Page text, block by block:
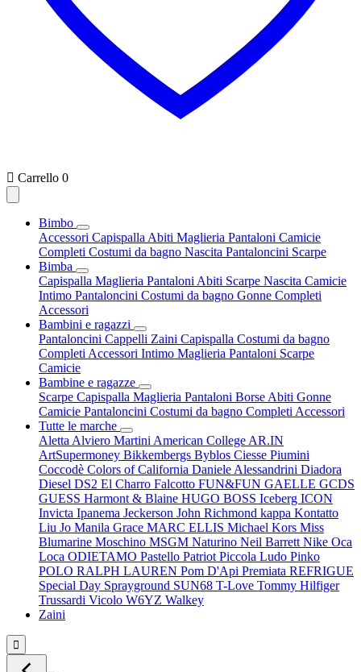
 Carrello 0
Bimbo
Accessori Capispalla Abiti Maglieria Pantaloni Camicie
Completi Costumi da bagno Nascita Pantaloncini Scarpe
Bimba
Capispalla Maglieria Pantaloni Abiti Scarpe Nascita Camicie
Intimo Pantaloncini Costumi da bagno Gonne Completi
Accessori
Bambini e ragazzi
Pantaloncini Cappelli Zaini Capispalla Costumi da bagno
Completi Accessori Intimo Maglieria Pantaloni Scarpe
Camicie
Bambine e ragazze
Scarpe Capispalla Maglieria Pantaloni Borse Abiti Gonne
Camicie Pantaloncini Costumi da bagno Completi Accessori
Tutte le marche
Aletta Alviero Martini American College AR.IN
ArtSupermoney Bikkembergs Byblos Ciesse Piumini
Coccodè Colors of California Daniele Alessandrini Diadora
Diesel DS2 El Charro Falcotto FUN&FUN GAELLE GCDS
GUESS Harmont & Blaine HUGO BOSS Iceberg ICON
Invicta Ipanema Jeckerson John Richmond kappa Kontatto
Liu Jo Manila Grace MARC ELLIS Michael Kors Miss
Blumarine Moschino MSGM Naturino Neil Barrett Nike Oca
Loca ODIETAMO Pastello Patriot Piccola Ludo Pinko
POLO RALPH LAUREN Pom D'Api Premiata REFRIGUE
Special Day Sprayground SUN68 T-Love Tommy Hilfiger
Trussardi Vicolo W6YZ Walkey
Zaini
